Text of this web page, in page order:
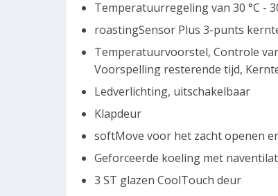
Temperatuurregeling van 30 °C -
roastingSensor Plus 3-punts
Temperatuurvoorstel, Controle
Voorspelling resterende tijd,
Ledverlichting, uitschakelbaar
Klapdeur
softMove voor het zacht openen
Geforceerde koeling met
3 ST glazen CoolTouch deur